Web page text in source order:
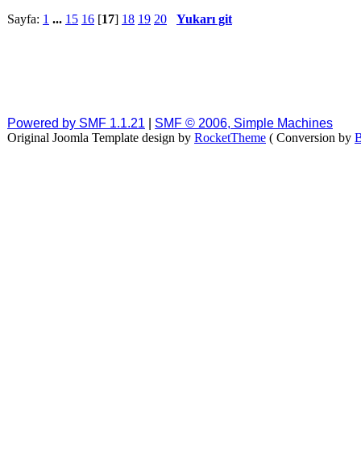
Sayfa: 1 ... 15 16 [17] 18 19 20 Yukarı git
Powered by SMF 1.1.21
SMF © 2006, Simple Machines
Original Joomla Template design by RocketTheme ( Conversion by